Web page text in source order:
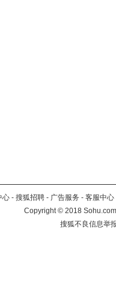
心 - 搜狐招聘 - 广告服务 - 客服中心
Copyright©2018
搜狐不良信息举